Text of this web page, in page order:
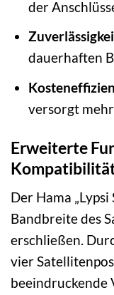
der
dauerhaften
versorgt
Erweiterte
Der Hama
Bandbreite des
erschließen.
vier
beeindruckende